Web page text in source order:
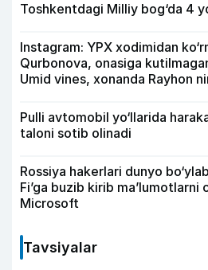
Toshkentdagi Milliy bog‘da 4
Instagram: YPX xodimidan
Qurbonova, onasiga
Umid vines, xonanda Rayhon
Pulli avtomobil yo‘llarida
taloni sotib olinadi
Rossiya hakerlari dunyo
Fi’ga buzib kirib ma’lumotlarni
Microsoft
Tavsiyalar